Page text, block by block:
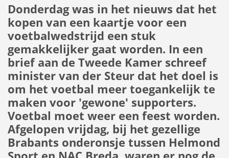
Donderdag was in het nieuws dat het
kopen van een kaartje voor een
voetbalwedstrijd een stuk
gemakkelijker gaat worden. In een
brief aan de Tweede Kamer schreef
minister van der Steur dat het doel is
om het voetbal meer toegankelijk te
maken voor 'gewone' supporters.
Voetbal moet weer een feest worden.
Afgelopen vrijdag, bij het gezellige
Brabants onderonsje tussen Helmond